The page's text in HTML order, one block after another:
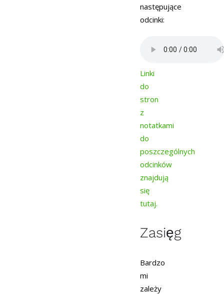
następujące
odcinki:
Linki
do
stron
z
notatkami
do
poszczególnych
odcinków
znajdują
się
tutaj.
Zasięg
Bardzo
mi
zależy